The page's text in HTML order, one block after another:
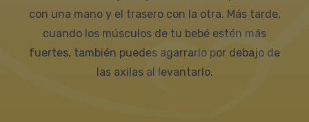
con una mano y el trasero con la otra. Más tarde,
cuando los músculos de tu bebé estén más
fuertes, también puedes agarrarlo por debajo de
las axilas al levantarlo.